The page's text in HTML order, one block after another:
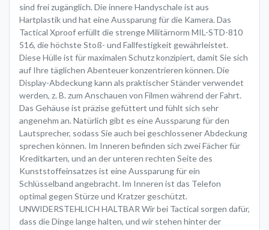
sind frei zugänglich. Die innere Handyschale ist aus
Hartplastik und hat eine Aussparung für die Kamera. Das
Tactical Xproof erfüllt die strenge Militärnorm MIL-STD-810
516, die höchste Stoß- und Fallfestigkeit gewährleistet.
Diese Hülle ist für maximalen Schutz konzipiert, damit Sie sich
auf Ihre täglichen Abenteuer konzentrieren können. Die
Display-Abdeckung kann als praktischer Ständer verwendet
werden, z. B. zum Anschauen von Filmen während der Fahrt.
Das Gehäuse ist präzise gefüttert und fühlt sich sehr
angenehm an. Natürlich gibt es eine Aussparung für den
Lautsprecher, sodass Sie auch bei geschlossener Abdeckung
sprechen können. Im Inneren befinden sich zwei Fächer für
Kreditkarten, und an der unteren rechten Seite des
Kunststoffeinsatzes ist eine Aussparung für ein
Schlüsselband angebracht. Im Inneren ist das Telefon
optimal gegen Stürze und Kratzer geschützt.
UNWIDERSTEHLICH HALTBAR Wir bei Tactical sorgen dafür,
dass die Dinge lange halten, und wir stehen hinter der